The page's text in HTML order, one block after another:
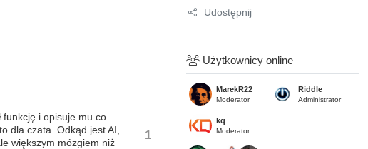
1
funkcję i opisuje mu co
dla czata. Odkąd jest AI,
większym mózgiem niż
Udostępnij
Użytkownicy online
MarekR22
Moderator
Riddle
Administrator
kq
Moderator